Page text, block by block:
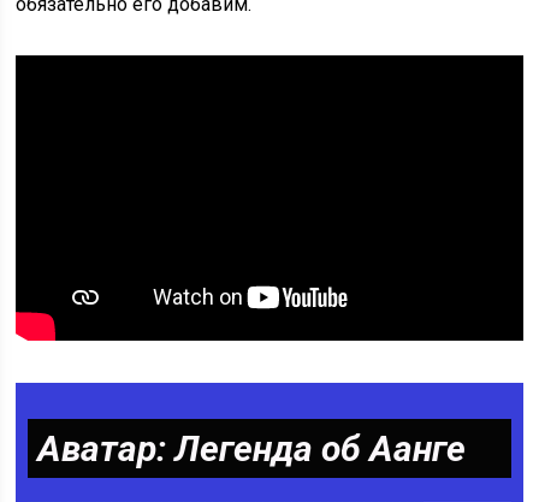
Аватар: Легенда об Аанге